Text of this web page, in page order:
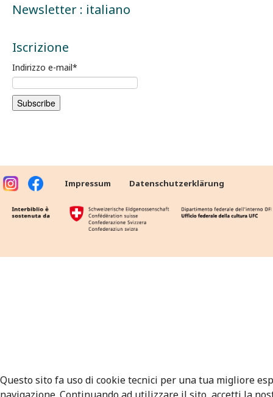
Newsletter : italiano
Iscrizione
Indirizzo e-mail*
Impressum Datenschutzerklärung
Questo sito fa uso di cookie tecnici per una tua migliore